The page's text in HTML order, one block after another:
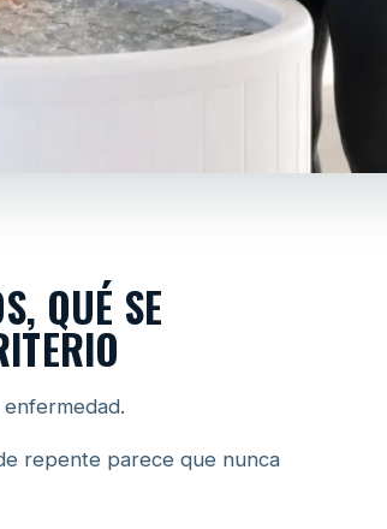
QUÉ SE
repente parece que nunca